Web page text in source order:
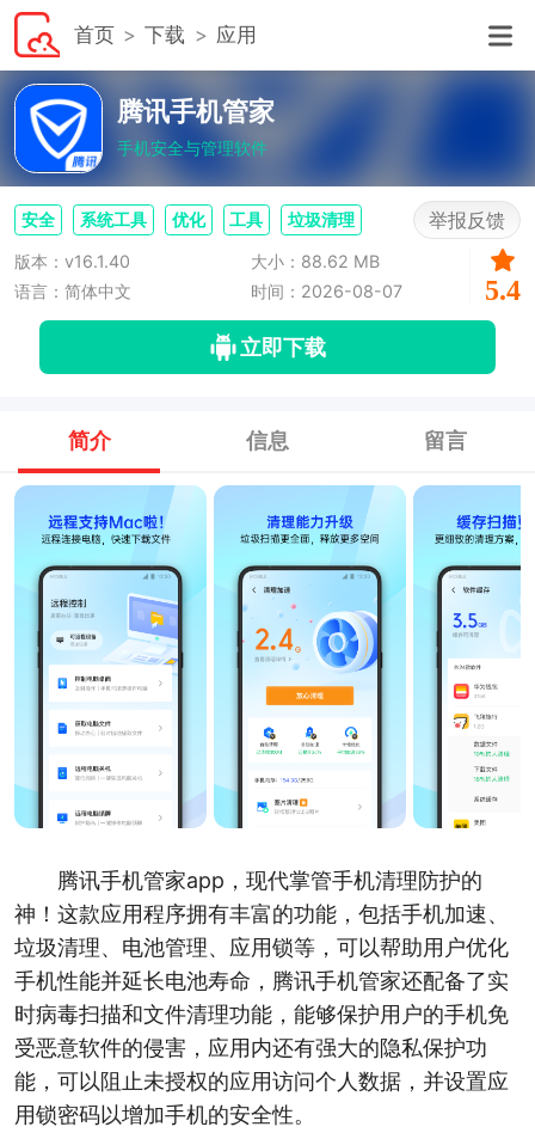
首页 下载 应用
腾讯手机管家
手机安全与管理软件
安全 系统工具 优化 工具 垃圾清理 举报反馈
版本：v16.1.40
大小：88.62 MB
语言：简体中文
时间：2026-08-07 5.4
立即下载
简介 信息 留言
腾讯手机管家app，现代掌管手机清理防护的
神！这款应用程序拥有丰富的功能，包括手机加速、
垃圾清理、电池管理、应用锁等，可以帮助用户优化
手机性能并延长电池寿命，腾讯手机管家还配备了实
时病毒扫描和文件清理功能，能够保护用户的手机免
受恶意软件的侵害，应用内还有强大的隐私保护功
能，可以阻止未授权的应用访问个人数据，并设置应
用锁密码以增加手机的安全性。